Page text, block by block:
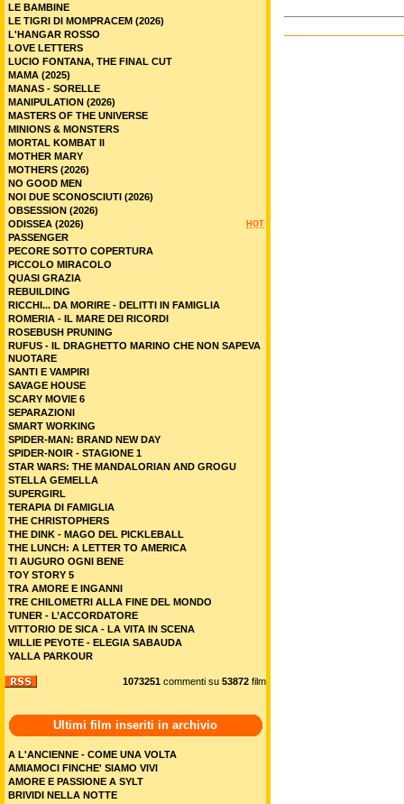
LE BAMBINE
LE TIGRI DI MOMPRACEM (2026)
L'HANGAR ROSSO
LOVE LETTERS
LUCIO FONTANA, THE FINAL CUT
MAMA (2025)
MANAS - SORELLE
MANIPULATION (2026)
MASTERS OF THE UNIVERSE
MINIONS & MONSTERS
MORTAL KOMBAT II
MOTHER MARY
MOTHERS (2026)
NO GOOD MEN
NOI DUE SCONOSCIUTI (2026)
OBSESSION (2026)
HOT
ODISSEA (2026)
PASSENGER
PECORE SOTTO COPERTURA
PICCOLO MIRACOLO
QUASI GRAZIA
REBUILDING
RICCHI... DA MORIRE - DELITTI IN FAMIGLIA
ROMERIA - IL MARE DEI RICORDI
ROSEBUSH PRUNING
RUFUS - IL DRAGHETTO MARINO CHE NON SAPEVA
NUOTARE
SANTI E VAMPIRI
SAVAGE HOUSE
SCARY MOVIE 6
SEPARAZIONI
SMART WORKING
SPIDER-MAN: BRAND NEW DAY
SPIDER-NOIR - STAGIONE 1
STAR WARS: THE MANDALORIAN AND GROGU
STELLA GEMELLA
SUPERGIRL
TERAPIA DI FAMIGLIA
THE CHRISTOPHERS
THE DINK - MAGO DEL PICKLEBALL
THE LUNCH: A LETTER TO AMERICA
TI AUGURO OGNI BENE
TOY STORY 5
TRA AMORE E INGANNI
TRE CHILOMETRI ALLA FINE DEL MONDO
TUNER - L’ACCORDATORE
VITTORIO DE SICA - LA VITA IN SCENA
WILLIE PEYOTE - ELEGIA SABAUDA
YALLA PARKOUR
1073251 commenti su 53872 film
Ultimi film inseriti in archivio
A L'ANCIENNE - COME UNA VOLTA
AMIAMOCI FINCHE' SIAMO VIVI
AMORE E PASSIONE A SYLT
BRIVIDI NELLA NOTTE